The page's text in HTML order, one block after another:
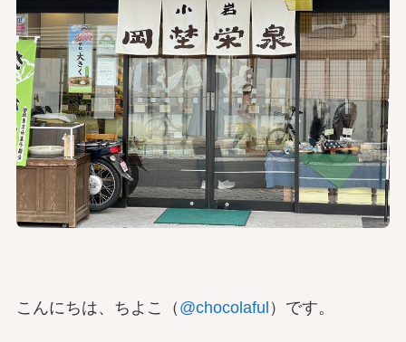
こんにちは、ちよこ（ @chocolaful ）です。